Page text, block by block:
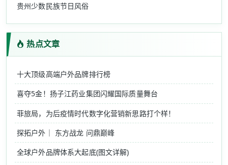
贵州少数民族节日风俗
热点文章
十大顶级高端户外品牌排行榜
喜夺5金！扬子江药业集团闪耀国际质量舞台
菲旅局，为后疫情时代数字化营销新思路打个样！
探拓户外｜ 东方战龙 问鼎巅峰
全球户外品牌体系大起底(图文详解)